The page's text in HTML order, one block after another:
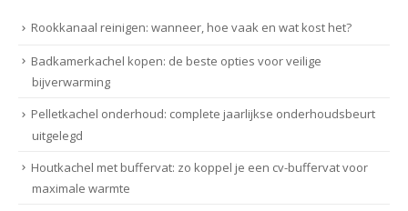
Rookkanaal reinigen: wanneer, hoe vaak en wat kost het?
Badkamerkachel kopen: de beste opties voor veilige
bijverwarming
Pelletkachel onderhoud: complete jaarlijkse onderhoudsbeurt
uitgelegd
Houtkachel met buffervat: zo koppel je een cv-buffervat voor
maximale warmte